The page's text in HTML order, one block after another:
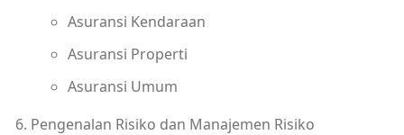
Asuransi Kendaraan
Asuransi Properti
Asuransi Umum
Pengenalan Risiko dan Manajemen Risiko